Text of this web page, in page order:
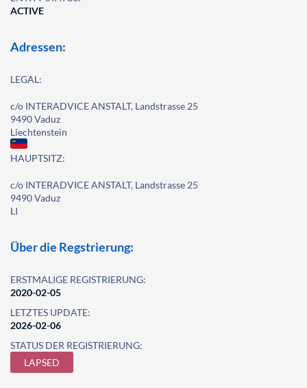
ACTIVE
Adressen:
LEGAL:
c/o INTERADVICE ANSTALT, Landstrasse 25
9490 Vaduz
Liechtenstein
HAUPTSITZ:
c/o INTERADVICE ANSTALT, Landstrasse 25
9490 Vaduz
LI
Über die Regstrierung:
ERSTMALIGE REGISTRIERUNG:
2020-02-05
LETZTES UPDATE:
2026-02-06
STATUS DER REGISTRIERUNG:
LAPSED